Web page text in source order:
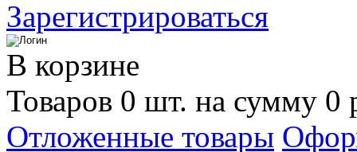
Зарегистрироваться
В корзине
Товаров 0 шт. на сумму 0
Отложенные товары